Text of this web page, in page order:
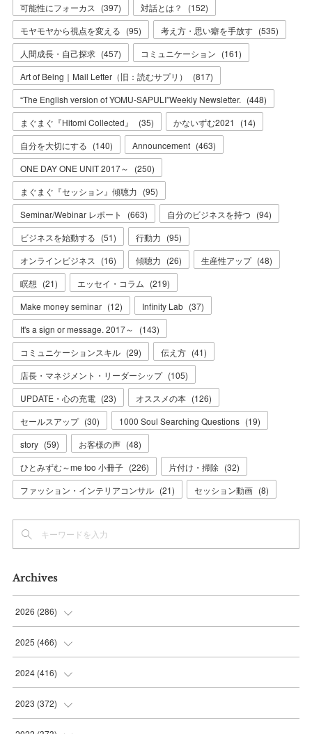
可能性にフォーカス
(397) 対話とは？ (152)
モヤモヤから視点を変える (95) 考え方・思い癖を手放す (535)
人間成長・自己探求 (457) コミュニケーション (161)
Art of Being｜Mail Letter（旧：読むサプリ）
(817)
“The English version of YOMU-SAPULI”Weekly Newsletter. (448)
まぐまぐ『Hitomi Collected』
(35) かないずむ2021 (14)
自分を大切にする (140) Announcement (463)
ONE DAY ONE UNIT 2017～
(250)
まぐまぐ『セッション』傾聴力 (95)
Seminar/Webinar レポート
(663) 自分のビジネスを持つ (94)
ビジネスを始動する (51) 行動力 (95)
オンラインビジネス
(16) 傾聴力 (26) 生産性アップ (48)
瞑想 (21) エッセイ・コラム (219)
Make money seminar (12) Infinity Lab (37)
It's a sign or message. 2017～
(143)
コミュニケーションスキル (29) 伝え方 (41)
店長・マネジメント・リーダーシップ (105)
UPDATE・心の充電 (23) オススメの本 (126)
セールスアップ (30) 1000 Soul Searching Questions (19)
story (59) お客様の声 (48)
ひとみずむ～me too 小冊子 (226) 片付け・掃除 (32)
ファッション・インテリアコンサル (21) セッション動画 (8)
Archives
2026 (286)
(7)
(36
(37
(42
2025 (466)
(56
(37
(35
2024 (416)
(38
(39
2023 (372)